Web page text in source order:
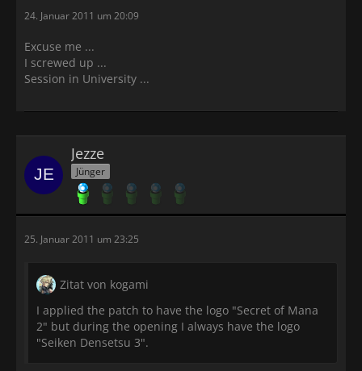
24. Januar 2011 um 20:09
Excuse me ...
I screwed up ...
Session in University ...
Jezze
Jünger
25. Januar 2011 um 23:25
Zitat von kogami
I applied the patch to have the logo "Secret of Mana
2" but during the opening I always have the logo
"Seiken Densetsu 3".